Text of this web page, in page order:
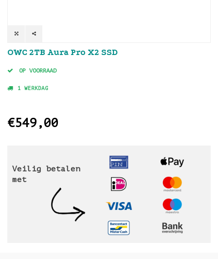
OWC 2TB Aura Pro X2 SSD
OP VOORRAAD
1 WERKDAG
€549,00
Veilig betalen
met